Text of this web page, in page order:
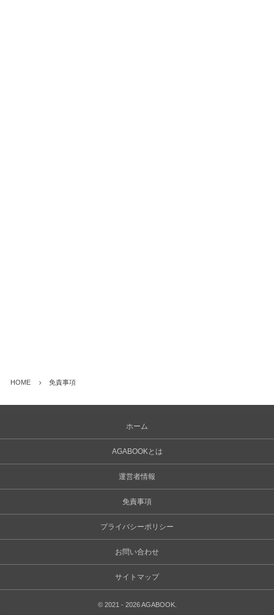
HOME 免責事項
ホーム
AGABOOKとは
運営者情報
免責事項
プライバシーポリシー
お問い合わせ
サイトマップ
© 2021 - 2026 AGABOOK.